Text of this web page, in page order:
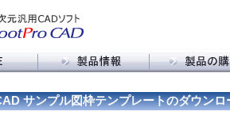
RootPro CAD 特長
機能比較
購入に関する
販売代理店の皆
サンプル図枠テンプレートのダウンロ